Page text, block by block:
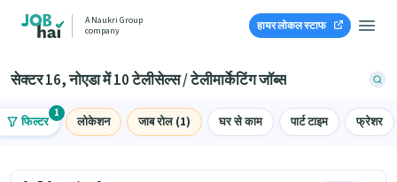
A Naukri Group
company
हायर लोकल स्टाफ
सेक्टर 16, नोएडा में 10 टेलीसेल्स / टेलीमार्केटिंग जॉब्स
फिल्टर
1
लोकेशन जाब रोल (1) घर से काम पार्ट टाइम फ्रेशर